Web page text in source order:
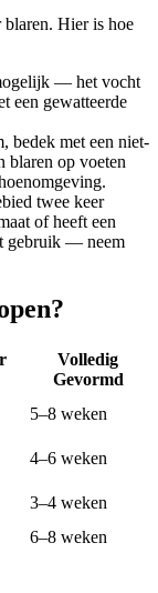
blaren. Hier is hoe
— het vocht
een gewatteerde
bedek met een niet-
blaren op voeten
twee keer
of heeft een
gebruik — neem
Volledig
Gevormd
5–8 weken
4–6 weken
3–4 weken
6–8 weken